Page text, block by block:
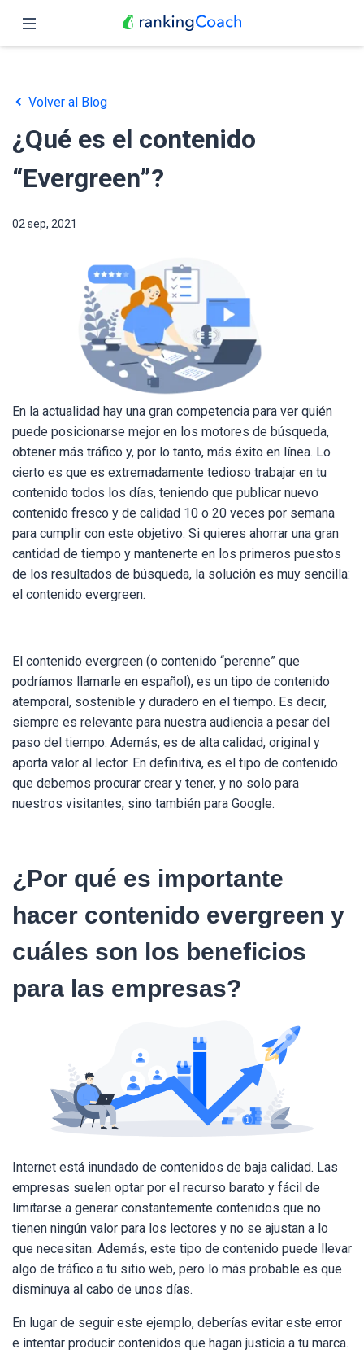
Funciones
Precio
Revendedores
Blog
Volver al Blog
¿Qué es el contenido
“Evergreen”?
02 sep, 2021
En la actualidad hay una gran competencia para ver quién
puede posicionarse mejor en los motores de búsqueda,
obtener más tráfico y, por lo tanto, más éxito en línea. Lo
cierto es que es extremadamente tedioso trabajar en tu
contenido todos los días, teniendo que publicar nuevo
contenido fresco y de calidad 10 o 20 veces por semana
para cumplir con este objetivo. Si quieres ahorrar una gran
cantidad de tiempo y mantenerte en los primeros puestos
de los resultados de búsqueda, la solución es muy sencilla:
el contenido evergreen.
El contenido evergreen (o contenido “perenne” que
podríamos llamarle en español), es un tipo de contenido
atemporal, sostenible y duradero en el tiempo. Es decir,
siempre es relevante para nuestra audiencia a pesar del
paso del tiempo. Además, es de alta calidad, original y
aporta valor al lector. En definitiva, es el tipo de contenido
que debemos procurar crear y tener, y no solo para
nuestros visitantes, sino también para Google.
¿Por qué es importante
hacer contenido evergreen y
cuáles son los beneficios
para las empresas?
Internet está inundado de contenidos de baja calidad. Las
empresas suelen optar por el recurso barato y fácil de
limitarse a generar constantemente contenidos que no
tienen ningún valor para los lectores y no se ajustan a lo
que necesitan. Además, este tipo de contenido puede llevar
algo de tráfico a tu sitio web, pero lo más probable es que
disminuya al cabo de unos días.
En lugar de seguir este ejemplo, deberías evitar este error
e intentar producir contenidos que hagan justicia a tu marca.